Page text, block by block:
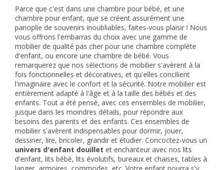
Parce que c'est dans une chambre pour bébé, et une
chambre pour enfant, que se créent assurément une
panoplie de souvenirs inoubliables, faites-vous plaisir ! Nous
vous offrons l'embarras du choix avec une gamme de
mobilier de qualité pas cher pour une chambre complète
d'enfant, ou encore une chambre de bébé. Vous
remarquerez que nos sélections de mobilier s'avèrent à la
fois fonctionnelles et décoratives, et qu'elles concilient
l'imaginaire avec le confort et la sécurité. Notre mobilier est
entièrement adapté à l'âge et à la taille des bébés et des
enfants. Tout a été pensé, avec ces ensembles de mobilier,
jusque dans les moindres détails, pour répondre aux
besoins des parents et des enfants. Ces ensembles de
mobilier s'avèrent indispensables pour dormir, jouer,
dessiner, lire, bricoler, grandir et étudier. Concoctez-vous un
univers d'enfant douillet et enchanteur avec nos lits
d'enfant, lits bébé, lits évolutifs, bureaux et chaises, tables à